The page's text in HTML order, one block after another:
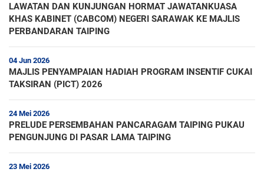
LAWATAN DAN KUNJUNGAN HORMAT JAWATANKUASA
KHAS KABINET (CABCOM) NEGERI SARAWAK KE MAJLIS
PERBANDARAN TAIPING
04 Jun 2026
MAJLIS PENYAMPAIAN HADIAH PROGRAM INSENTIF CUKAI
TAKSIRAN (PICT) 2026
24 Mei 2026
PRELUDE PERSEMBAHAN PANCARAGAM TAIPING PUKAU
PENGUNJUNG DI PASAR LAMA TAIPING
23 Mei 2026